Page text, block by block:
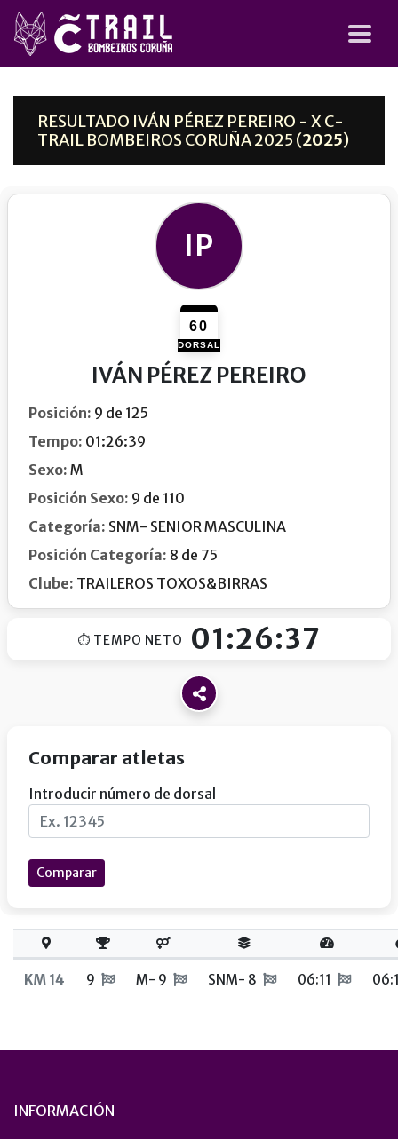
RESULTADO IVÁN PÉREZ PEREIRO - X C-
TRAIL BOMBEIROS CORUÑA 2025 (2025)
IP
60
DORSAL
IVÁN PÉREZ PEREIRO
Posición: 9 de 125
Tempo: 01:26:39
Sexo: M
Posición Sexo: 9 de 110
Categoría: SNM- SENIOR MASCULINA
Posición Categoría: 8 de 75
Clube: TRAILEROS TOXOS&BIRRAS
⏱ TEMPO NETO 01:26:37
Comparar atletas
Introducir número de dorsal
Comparar
KM 14 9 M- 9 SNM- 8 06:11
INFORMACIÓN